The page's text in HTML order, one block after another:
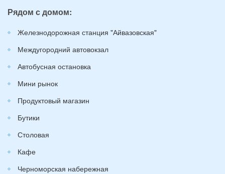
Рядом с домом:
Железнодорожная станция "Айвазовская"
Междугородний автовокзал
Автобусная остановка
Мини рынок
Продуктовый магазин
Бутики
Столовая
Кафе
Черноморская набережная